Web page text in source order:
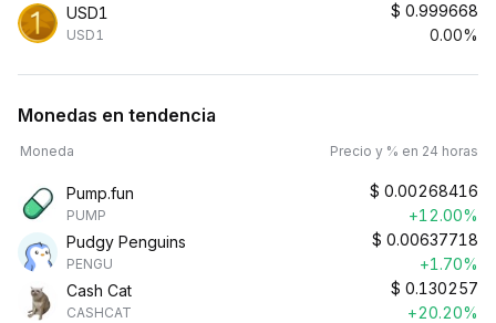
USD1
USD1
$ 0.999668
0.00%
Monedas en tendencia
Moneda Precio y % en 24 horas
Pump.fun
PUMP
$ 0.00268416
+12.00%
Pudgy Penguins
PENGU
$ 0.00637718
+1.70%
Cash Cat
CASHCAT
$ 0.130257
+20.20%